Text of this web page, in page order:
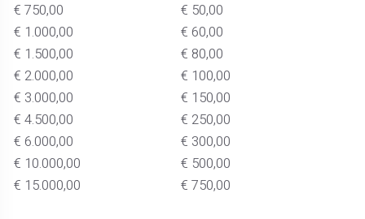
€ 750,00
€ 50,00
€ 1.000,00
€ 60,00
€ 1.500,00
€ 80,00
€ 2.000,00
€ 100,00
€ 3.000,00
€ 150,00
€ 4.500,00
€ 250,00
€ 6.000,00
€ 300,00
€ 10.000,00
€ 500,00
€ 15.000,00
€ 750,00